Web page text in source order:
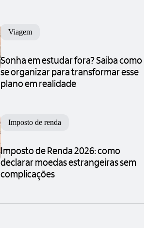
Viagem
Sonha em estudar fora? Saiba como
se organizar para transformar esse
plano em realidade
Imposto de renda
Imposto de Renda 2026: como
declarar moedas estrangeiras sem
complicações